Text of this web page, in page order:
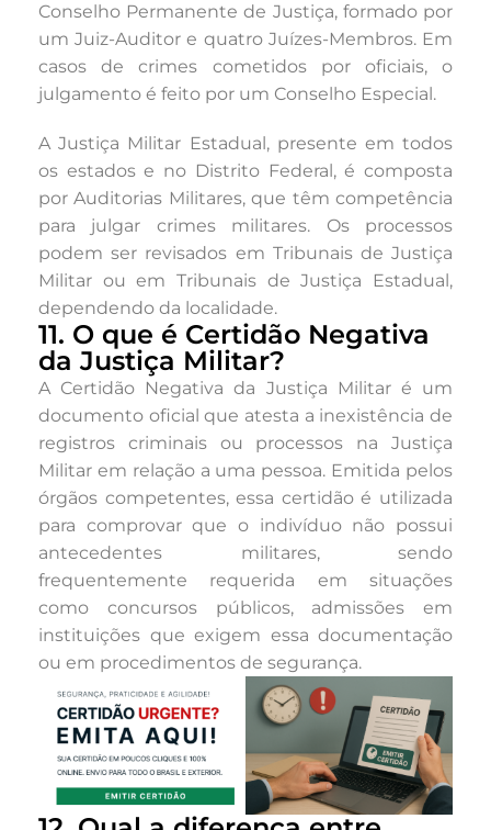
Conselho Permanente de Justiça, formado por
um Juiz-Auditor e quatro Juízes-Membros. Em
casos de crimes cometidos por oficiais, o
julgamento é feito por um Conselho Especial.
A Justiça Militar Estadual, presente em todos
os estados e no Distrito Federal, é composta
por Auditorias Militares, que têm competência
para julgar crimes militares. Os processos
podem ser revisados em Tribunais de Justiça
Militar ou em Tribunais de Justiça Estadual,
dependendo da localidade.
11. O que é Certidão Negativa
da Justiça Militar?
A Certidão Negativa da Justiça Militar é um
documento oficial que atesta a inexistência de
registros criminais ou processos na Justiça
Militar em relação a uma pessoa. Emitida pelos
órgãos competentes, essa certidão é utilizada
para comprovar que o indivíduo não possui
antecedentes militares, sendo
frequentemente requerida em situações
como concursos públicos, admissões em
instituições que exigem essa documentação
ou em procedimentos de segurança.